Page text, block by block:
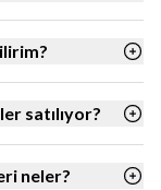
satılıyor?
neler?